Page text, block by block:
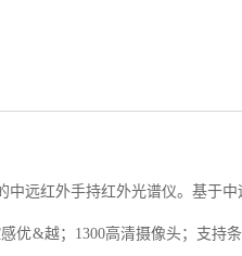
中远红外手持红外光谱仪。基于
优&越；1300高清摄像头；支持